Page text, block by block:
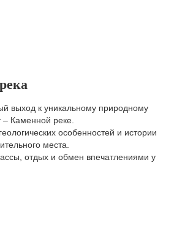
выход к уникальному природному
Каменной реке.
особенностей и истории
места.
отдых и обмен впечатлениями у